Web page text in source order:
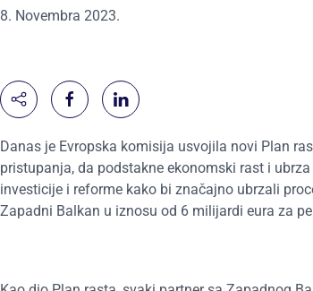
8. Novembra 2023.
Danas je Evropska komisija usvojila novi Plan
pristupanja, da podstakne ekonomski rast i
investicije i reforme kako bi značajno ubrzali
Zapadni Balkan u iznosu od 6 milijardi eura za